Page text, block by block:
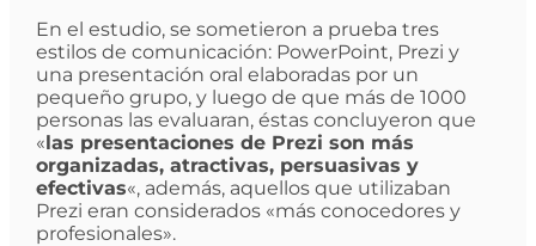
En el estudio, se sometieron a prueba tres
estilos de comunicación: PowerPoint, Prezi y
una presentación oral elaboradas por un
pequeño grupo, y luego de que más de 1000
personas las evaluaran, éstas concluyeron que
«las presentaciones de Prezi son más
organizadas, atractivas, persuasivas y
efectivas«, además, aquellos que utilizaban
Prezi eran considerados «más conocedores y
profesionales».